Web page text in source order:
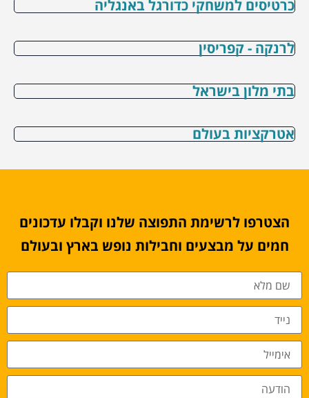
כרטיסים למשחקי כדורגל באנגליה
לרנקה - קפריסין
בתי מלון בישראל
אטרקציות בעולם
הצטרפו לרשימת התפוצה שלנו וקבלו עדכונים
חמים על מבצעים וחבילות נופש בארץ ובעולם